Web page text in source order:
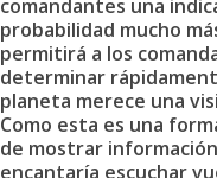
comandantes una
probabilidad mucho
permitirá a los
determinar
planeta merece una
Como esta es una
de mostrar
encantaría escuchar